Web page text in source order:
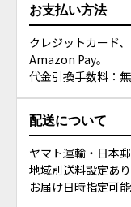
お支払い方法
クレジットカード
Amazon Pay。
代金引換手数料：
配送について
ヤマト運輸・日本
地域別送料設定あ
お届け日時指定可